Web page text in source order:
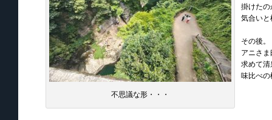
不思議な形・・・
掛けたの
気合いと
その後。
アニさ
求めて清
味比べの